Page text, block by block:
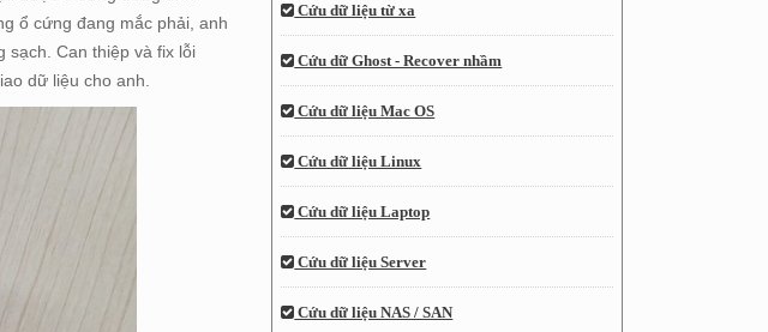
ổ cứng đang mắc phải, anh
sạch. Can thiệp và fix lỗi
dữ liệu cho anh.
Cứu dữ liệu từ xa
Cứu dữ Ghost - Recover nhầm
Cứu dữ liệu Mac OS
Cứu dữ liệu Linux
Cứu dữ liệu Laptop
Cứu dữ liệu Server
Cứu dữ liệu NAS / SAN